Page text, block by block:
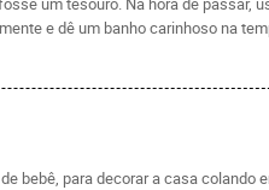
e dê um banho carinhoso na
bebê, para decorar a casa colando